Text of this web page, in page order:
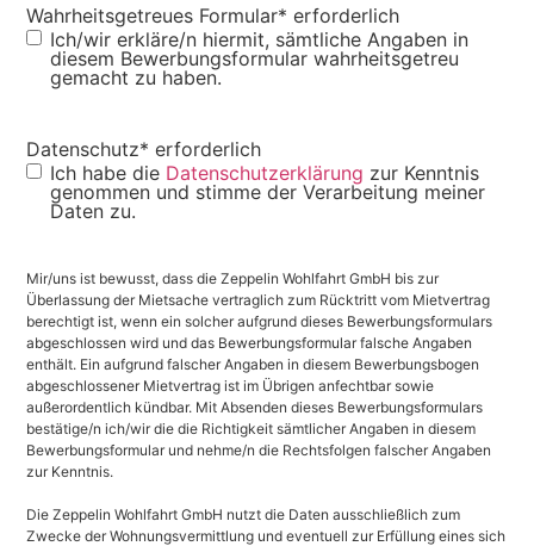
Wahrheitsgetreues Formular* erforderlich
Ich/wir erkläre/n hiermit, sämtliche Angaben in
diesem Bewerbungsformular wahrheitsgetreu
gemacht zu haben.
Datenschutz* erforderlich
Ich habe die Datenschutzerklärung zur Kenntnis
genommen und stimme der Verarbeitung meiner
Daten zu.
Mir/uns ist bewusst, dass die Zeppelin Wohlfahrt GmbH bis zur
Überlassung der Mietsache vertraglich zum Rücktritt vom Mietvertrag
berechtigt ist, wenn ein solcher aufgrund dieses Bewerbungsformulars
abgeschlossen wird und das Bewerbungsformular falsche Angaben
enthält. Ein aufgrund falscher Angaben in diesem Bewerbungsbogen
abgeschlossener Mietvertrag ist im Übrigen anfechtbar sowie
außerordentlich kündbar. Mit Absenden dieses Bewerbungsformulars
bestätige/n ich/wir die die Richtigkeit sämtlicher Angaben in diesem
Bewerbungsformular und nehme/n die Rechtsfolgen falscher Angaben
zur Kenntnis.
Die Zeppelin Wohlfahrt GmbH nutzt die Daten ausschließlich zum
Zwecke der Wohnungsvermittlung und eventuell zur Erfüllung eines sich